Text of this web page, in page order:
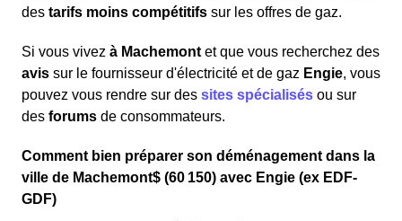
des tarifs moins compétitifs sur les offres de gaz.
Si vous vivez à Machemont et que vous recherchez des
avis sur le fournisseur d'électricité et de gaz Engie, vous
pouvez vous rendre sur des sites spécialisés ou sur
des forums de consommateurs.
Comment bien préparer son déménagement dans la
ville de Machemont$ (60 150) avec Engie (ex EDF-
GDF)